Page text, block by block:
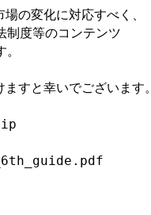
の変化に対応すべく、
制度等のコンテンツ
すと幸いでございます。